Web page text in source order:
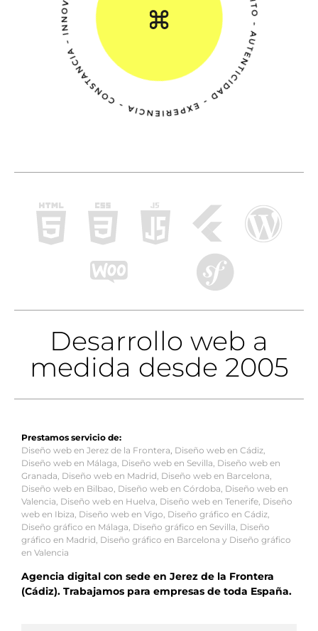
Desarrollo web a
medida desde 2005
Prestamos servicio de:
Diseño web en Jerez de la Frontera Diseño web en Cádiz
Diseño web en Málaga Diseño web en Sevilla Diseño web en
Granada Diseño web en Madrid Diseño web en Barcelona
Diseño web en Bilbao Diseño web en Córdoba Diseño web en
Valencia Diseño web en Huelva Diseño web en Tenerife Diseño
web en Ibiza Diseño web en Vigo Diseño gráfico en Cádiz
Diseño gráfico en Málaga Diseño gráfico en Sevilla Diseño
gráfico en Madrid Diseño gráfico en Barcelona y Diseño gráfico
en Valencia
Agencia digital con sede en Jerez de la Frontera
(Cádiz). Trabajamos para empresas de toda España.